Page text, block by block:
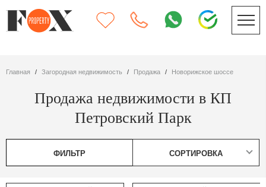
Главная Загородная недвижимость Продажа Новорижское шоссе
Продажа недвижимости в КП
Петровский Парк
ФИЛЬТР СОРТИРОВКА